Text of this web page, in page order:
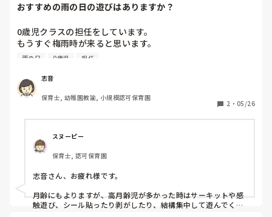
おすすめの雨の日の遊びはありますか？
0歳児クラスの担任をしています。
もうすぐ梅雨時が来ると思います。
そこで、皆さんは雨の日にどんな遊びをしていますか？もし
す。よろしくお願いします。
雨の日 0歳児 担任
志音
保育士, 幼稚園教諭, 小規模認可保育園
2 ・ 05/26
スヌーピー
保育士, 認可保育園
志音さん、お疲れ様です。
月齢にもよりますが、高月齢児が多かった時はサーキットや感
触遊び、シール貼ったり剥がしたり、結構集中して遊んでくれ